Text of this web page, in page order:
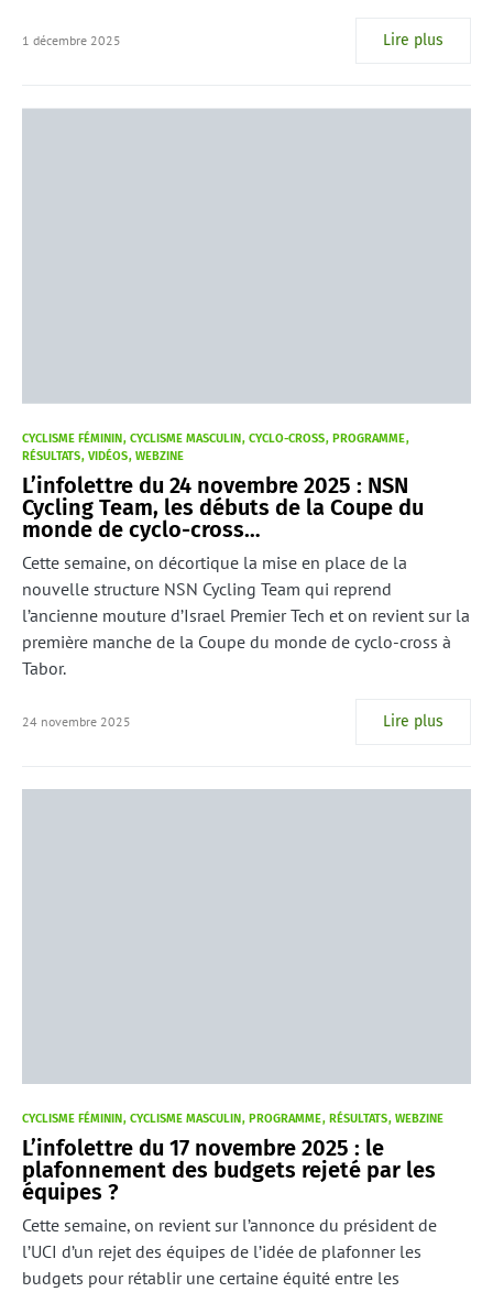
1 décembre 2025 Lire plus
CYCLISME FÉMININ CYCLISME MASCULIN CYCLO-CROSS PROGRAMME
RÉSULTATS VIDÉOS WEBZINE
L’infolettre du 24 novembre 2025 : NSN
Cycling Team, les débuts de la Coupe du
monde de cyclo-cross…
Cette semaine, on décortique la mise en place de la
nouvelle structure NSN Cycling Team qui reprend
l’ancienne mouture d’Israel Premier Tech et on revient sur la
première manche de la Coupe du monde de cyclo-cross à
Tabor.
24 novembre 2025 Lire plus
CYCLISME FÉMININ CYCLISME MASCULIN PROGRAMME RÉSULTATS WEBZINE
L’infolettre du 17 novembre 2025 : le
plafonnement des budgets rejeté par les
équipes ?
Cette semaine, on revient sur l’annonce du président de
l’UCI d’un rejet des équipes de l’idée de plafonner les
budgets pour rétablir une certaine équité entre les